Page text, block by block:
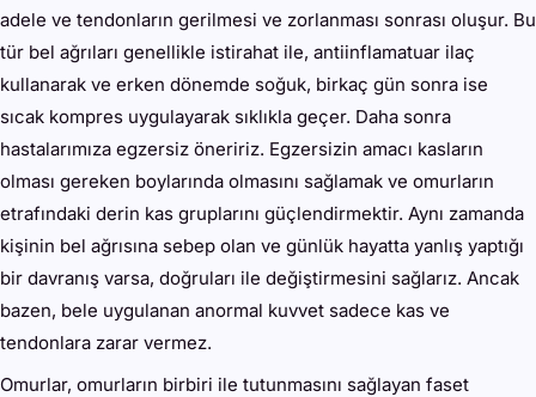
adele ve tendonların gerilmesi ve zorlanması sonrası oluşur. Bu
tür bel ağrıları genellikle istirahat ile, antiinflamatuar ilaç
kullanarak ve erken dönemde soğuk, birkaç gün sonra ise
sıcak kompres uygulayarak sıklıkla geçer. Daha sonra
hastalarımıza egzersiz öneririz. Egzersizin amacı kasların
olması gereken boylarında olmasını sağlamak ve omurların
etrafındaki derin kas gruplarını güçlendirmektir. Aynı zamanda
kişinin bel ağrısına sebep olan ve günlük hayatta yanlış yaptığı
bir davranış varsa, doğruları ile değiştirmesini sağlarız. Ancak
bazen, bele uygulanan anormal kuvvet sadece kas ve
tendonlara zarar vermez.
Omurlar, omurların birbiri ile tutunmasını sağlayan faset